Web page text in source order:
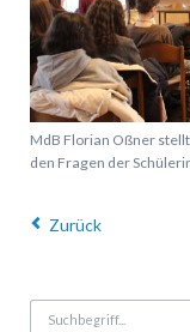
MdB Florian Oßner
den Fragen der
Zurück